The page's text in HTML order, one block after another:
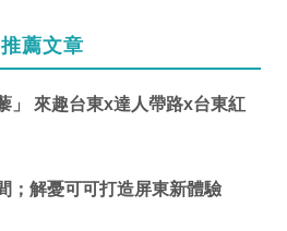
推薦文章
」 來趣台東x達人帶路x台東紅
；解憂可可打造屏東新體驗